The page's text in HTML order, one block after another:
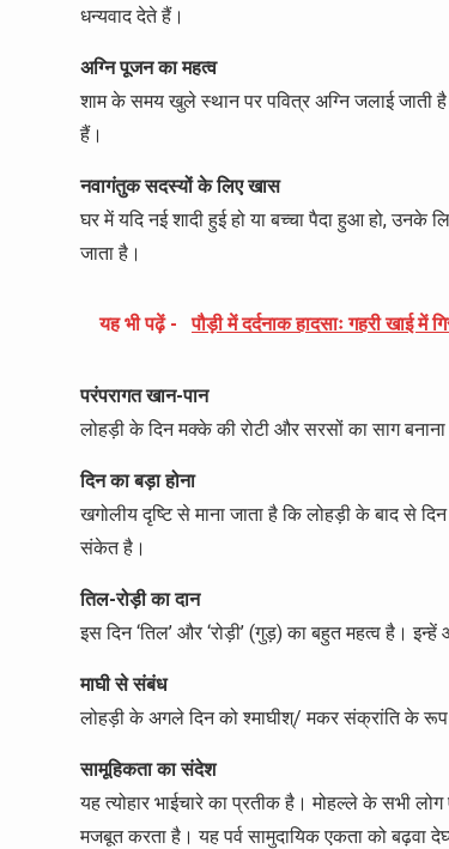
धन्यवाद देते हैं।
अग्नि पूजन का महत्व
शाम के समय खुले स्थान पर पवित्र अग्नि जलाई जाती
हैं।
नवागंतुक सदस्यों के लिए खास
घर में यदि नई शादी हुई हो या बच्चा पैदा हुआ हो, उनके
जाता है।
यह भी पढ़ें - पौड़ी में दर्दनाक हादसाः गहरी खाई में
परंपरागत खान-पान
लोहड़ी के दिन मक्के की रोटी और सरसों का साग
दिन का बड़ा होना
खगोलीय दृष्टि से माना जाता है कि लोहड़ी के बाद से
संकेत है।
तिल-रोड़ी का दान
इस दिन ‘तिल’ और ‘रोड़ी’ (गुड़) का बहुत महत्व है।
माघी से संबंध
लोहड़ी के अगले दिन को श्माघीश्/ मकर संक्रांति के रूप
सामूहिकता का संदेश
यह त्योहार भाईचारे का प्रतीक है। मोहल्ले के सभी
मजबूत करता है। यह पर्व सामुदायिक एकता को बढ़वा